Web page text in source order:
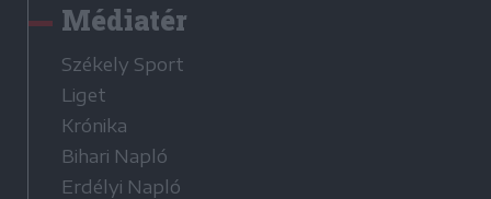
Médiatér
Székely Sport
Liget
Krónika
Bihari Napló
Erdélyi Napló